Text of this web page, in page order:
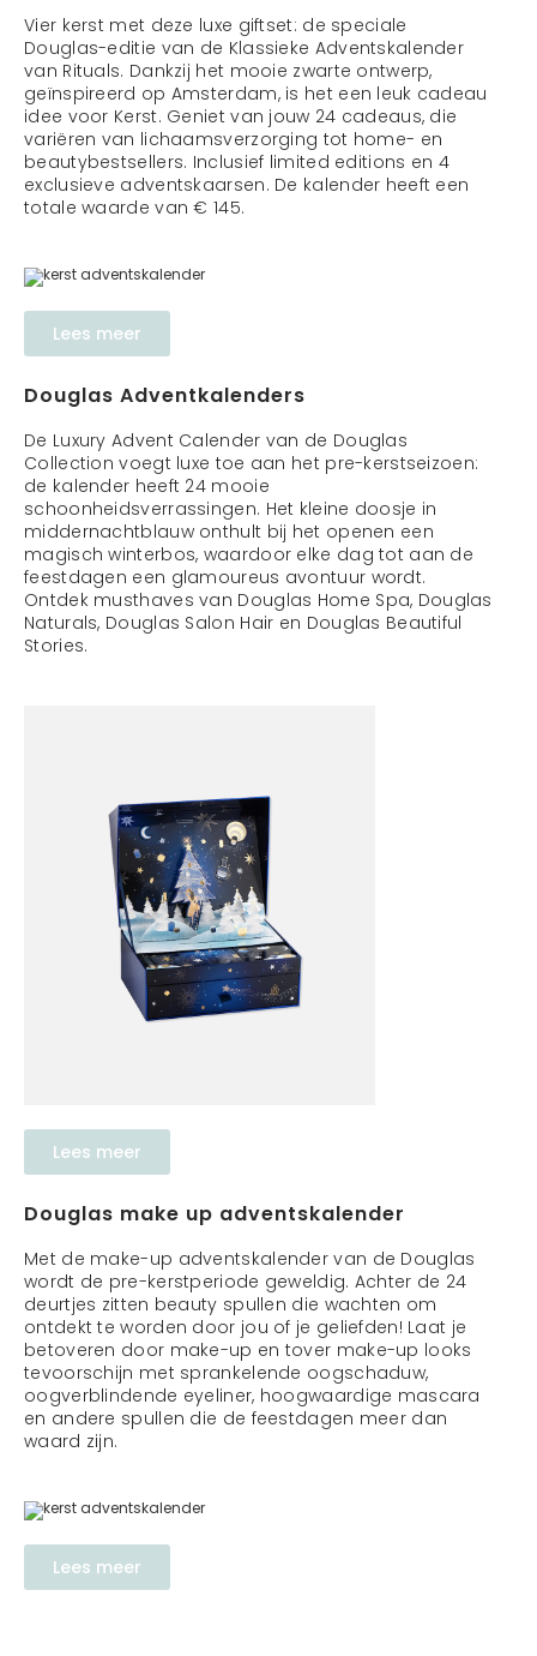
Vier kerst met deze luxe giftset: de speciale
Douglas-editie van de Klassieke Adventskalender
van Rituals. Dankzij het mooie zwarte ontwerp,
geïnspireerd op Amsterdam, is het een leuk cadeau
idee voor Kerst. Geniet van jouw 24 cadeaus, die
variëren van lichaamsverzorging tot home- en
beautybestsellers. Inclusief limited editions en 4
exclusieve adventskaarsen. De kalender heeft een
totale waarde van € 145.
Lees meer
Douglas Adventkalenders
De Luxury Advent Calender van de Douglas
Collection voegt luxe toe aan het pre-kerstseizoen:
de kalender heeft 24 mooie
schoonheidsverrassingen. Het kleine doosje in
middernachtblauw onthult bij het openen een
magisch winterbos, waardoor elke dag tot aan de
feestdagen een glamoureus avontuur wordt.
Ontdek musthaves van Douglas Home Spa, Douglas
Naturals, Douglas Salon Hair en Douglas Beautiful
Stories.
Lees meer
Douglas make up adventskalender
Met de make-up adventskalender van de Douglas
wordt de pre-kerstperiode geweldig. Achter de 24
deurtjes zitten beauty spullen die wachten om
ontdekt te worden door jou of je geliefden! Laat je
betoveren door make-up en tover make-up looks
tevoorschijn met sprankelende oogschaduw,
oogverblindende eyeliner, hoogwaardige mascara
en andere spullen die de feestdagen meer dan
waard zijn.
Lees meer